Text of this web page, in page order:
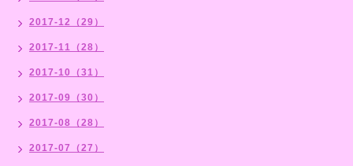
2017-12（29）
2017-11（28）
2017-10（31）
2017-09（30）
2017-08（28）
2017-07（27）